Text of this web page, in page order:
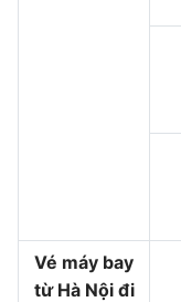
Vé máy bay
từ Hà Nội đi